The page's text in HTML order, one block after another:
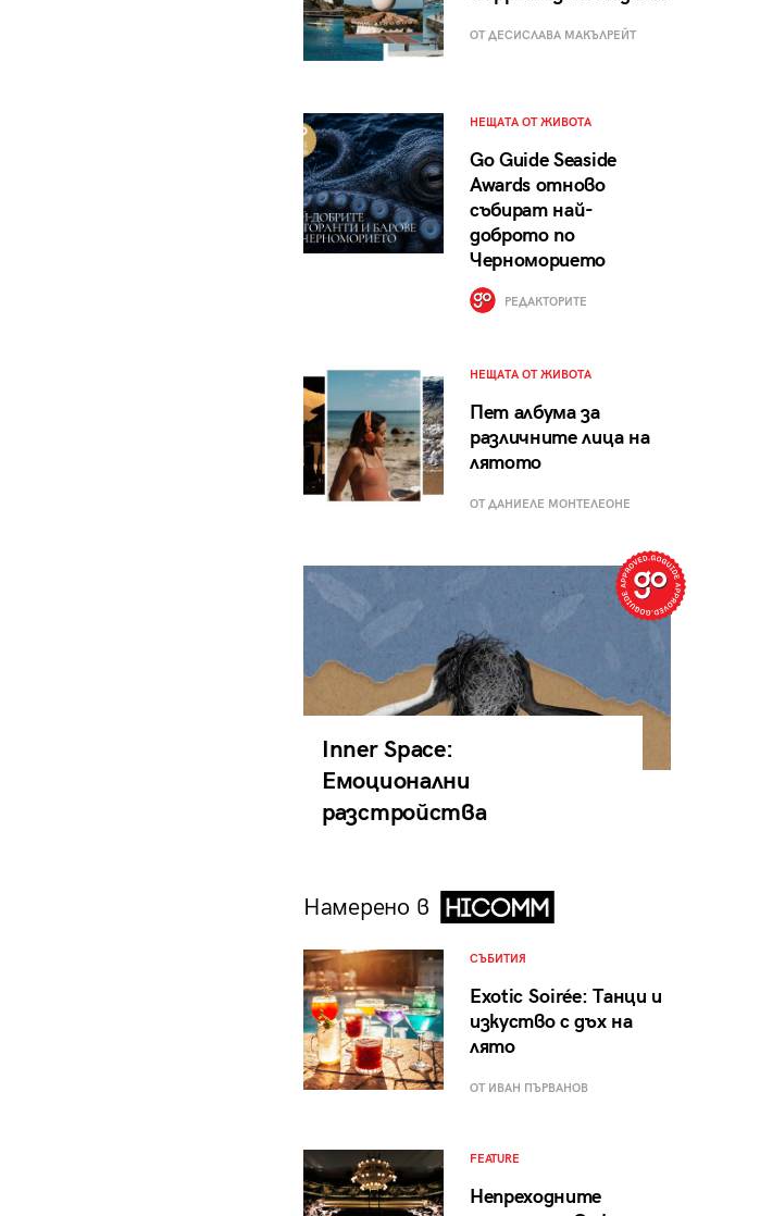
ОТ ДЕСИСЛАВА МАКЪЛРЕЙТ
НЕЩАТА ОТ ЖИВОТА
Go Guide Seaside
Awards отново
събират най-
доброто по
Черноморието
РЕДАКТОРИТЕ
НЕЩАТА ОТ ЖИВОТА
Пет албума за
различните лица на
лятото
ОТ ДАНИЕЛЕ МОНТЕЛЕОНЕ
Inner Space:
Емоционални
разстройства
Намерено в
СЪБИТИЯ
Exotic Soirée: Танци и
изкуство с дъх на
лято
ОТ ИВАН ПЪРВАНОВ
FEATURE
Непреходните